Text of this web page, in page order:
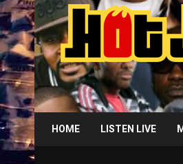
HOME LISTEN LIVE